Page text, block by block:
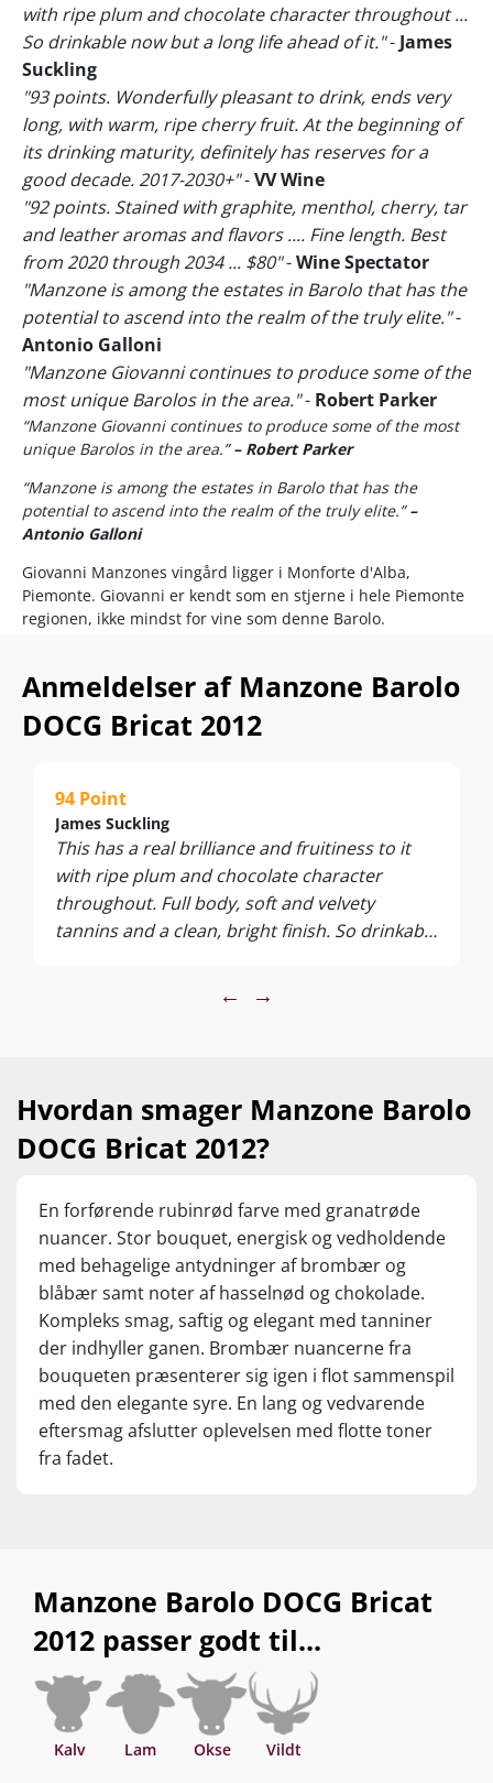
with ripe plum and chocolate character throughout ...
So drinkable now but a long life ahead of it."- James
Suckling
"93 points. Wonderfully pleasant to drink, ends very
long, with warm, ripe cherry fruit. At the beginning of
its drinking maturity, definitely has reserves for a
good decade. 2017-2030+"-VV Wine
"92 points. Stained with graphite, menthol, cherry, tar
and leather aromas and flavors .... Fine length. Best
from 2020 through 2034 ... $80"-Wine Spectator
"Manzone is among the estates in Barolo that has the
potential to ascend into the realm of the truly elite."-
Antonio Galloni
"Manzone Giovanni continues to produce some of the
most unique Barolos in the area."- Robert Parker
“Manzone Giovanni continues to produce some of the most
unique Barolos in the area.”– Robert Parker
“Manzone is among the estates in Barolo that has the
potential to ascend into the realm of the truly elite.”–
Antonio Galloni
Giovanni Manzones vingård ligger i Monforte d'Alba,
Piemonte. Giovanni er kendt som en stjerne i hele Piemonte
regionen, ikke mindst for vine som denne Barolo.
50.000 flasker. Her er virkelig tale om kvalitet over kvantitet
og filosofien er klar; perfekt beliggende marker, lavt
høstudbytte og respekt for de naturlige omgivelser.
intensiv og autentisk smag som overhovedet muligt.
Barolo er kendt som vinens konge og kongernes vin. Det
anmelderroste område huser mange af verdens mest
omtalte og prestigefyldte vine.
Denne Barolo DOCG Bricat roses til skyerne - bla. har James
Suckling givet 94 points!
lagret 30 måneder på egetræsfade.
Anmeldelser af Manzone Barolo
DOCG Bricat 2012
94 Point
James Suckling
This has a real brilliance and fruitiness to it
with ripe plum and chocolate character
throughout. Full body, soft and velvety
tannins and a clean, bright finish. So drinkable
← →
Hvordan smager Manzone Barolo
DOCG Bricat 2012?
En forførende rubinrød farve med granatrøde
nuancer. Stor bouquet, energisk og vedholdende
med behagelige antydninger af brombær og
blåbær samt noter af hasselnød og chokolade.
Kompleks smag, saftig og elegant med tanniner
der indhyller ganen. Brombær nuancerne fra
bouqueten præsenterer sig igen i flot sammenspil
med den elegante syre. En lang og vedvarende
eftersmag afslutter oplevelsen med flotte toner
fra fadet.
Manzone Barolo DOCG Bricat
2012 passer godt til...
Kalv Lam Okse Vildt